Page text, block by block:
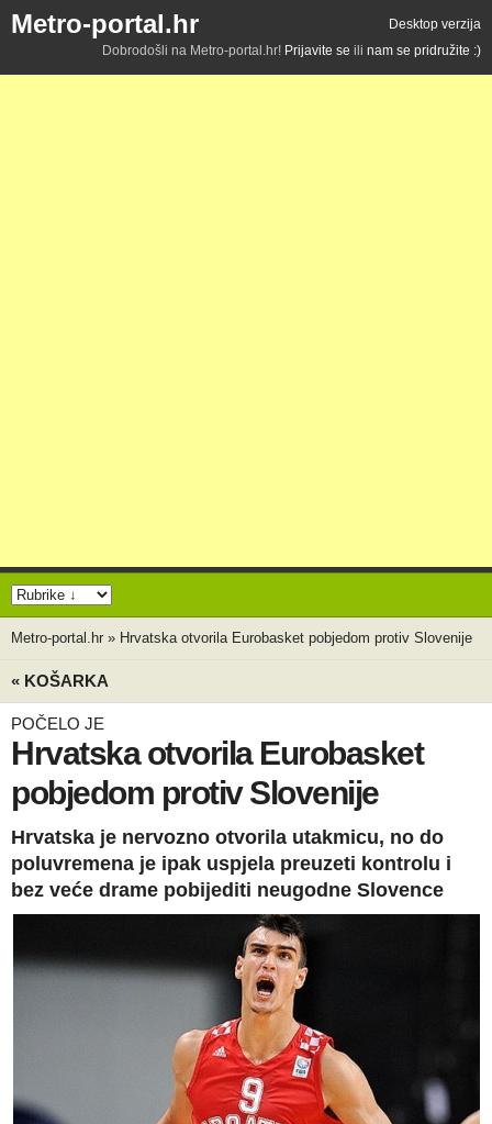
Metro-portal.hr
Desktop verzija
Dobrodošli na Metro-portal.hr! Prijavite se ili nam se pridružite :)
Metro-portal.hr » Hrvatska otvorila Eurobasket pobjedom protiv Slovenije
« KOŠARKA
POČELO JE
Hrvatska otvorila Eurobasket
pobjedom protiv Slovenije
Hrvatska je nervozno otvorila utakmicu, no do
poluvremena je ipak uspjela preuzeti kontrolu i
bez veće drame pobijediti neugodne Slovence